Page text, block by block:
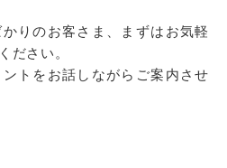
りのお客さま、まずはお気軽
ださい。
トをお話しながらご案内させ